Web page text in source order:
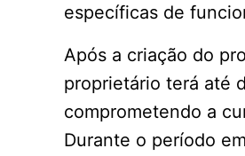
específicas de
Após a criação do
proprietário terá até
comprometendo a
Durante o período